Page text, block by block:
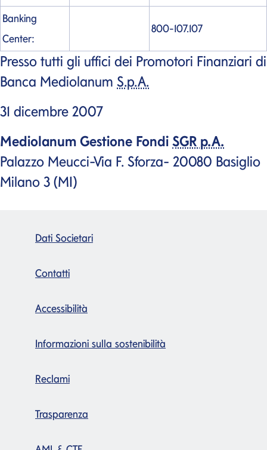
Banking
Center:
800-107.107
Presso tutti gli uffici dei Promotori Finanziari di
Banca Mediolanum S.p.A.
31 dicembre 2007
Mediolanum Gestione Fondi SGR p.A.
Palazzo Meucci-Via F. Sforza- 20080 Basiglio
Milano 3 (MI)
Dati Societari
Contatti
Accessibilità
Informazioni sulla sostenibilità
Reclami
Trasparenza